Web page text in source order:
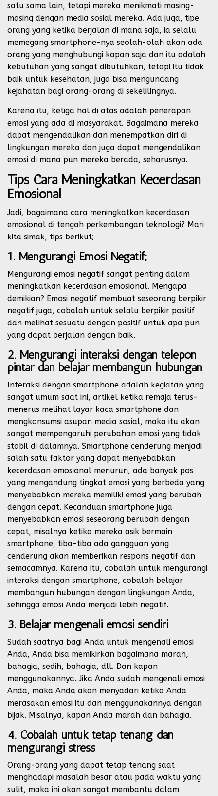
satu sama lain, tetapi mereka menikmati masing-
masing dengan media sosial mereka. Ada juga, tipe
orang yang ketika berjalan di mana saja, ia selalu
memegang smartphone-nya seolah-olah akan ada
orang yang menghubungi kapan saja dan itu adalah
kebutuhan yang sangat dibutuhkan, tetapi itu tidak
baik untuk kesehatan, juga bisa mengundang
kejahatan bagi orang-orang di sekelilingnya.
Karena itu, ketiga hal di atas adalah penerapan
emosi yang ada di masyarakat. Bagaimana mereka
dapat mengendalikan dan menempatkan diri di
lingkungan mereka dan juga dapat mengendalikan
emosi di mana pun mereka berada, seharusnya.
Tips Cara Meningkatkan Kecerdasan
Emosional
Jadi, bagaimana cara meningkatkan kecerdasan
emosional di tengah perkembangan teknologi? Mari
kita simak, tips berikut;
1. Mengurangi Emosi Negatif;
Mengurangi emosi negatif sangat penting dalam
meningkatkan kecerdasan emosional. Mengapa
demikian? Emosi negatif membuat seseorang berpikir
negatif juga, cobalah untuk selalu berpikir positif
dan melihat sesuatu dengan positif untuk apa pun
yang dapat berjalan dengan baik.
2. Mengurangi interaksi dengan telepon
pintar dan belajar membangun hubungan
Interaksi dengan smartphone adalah kegiatan yang
sangat umum saat ini, artikel ketika remaja terus-
menerus melihat layar kaca smartphone dan
mengkonsumsi asupan media sosial, maka itu akan
sangat mempengaruhi perubahan emosi yang tidak
stabil di dalamnya. Smartphone cenderung menjadi
salah satu faktor yang dapat menyebabkan
kecerdasan emosional menurun, ada banyak pos
yang mengandung tingkat emosi yang berbeda yang
menyebabkan mereka memiliki emosi yang berubah
dengan cepat. Kecanduan smartphone juga
menyebabkan emosi seseorang berubah dengan
cepat, misalnya ketika mereka asik bermain
smartphone, tiba-tiba ada gangguan yang
cenderung akan memberikan respons negatif dan
semacamnya. Karena itu, cobalah untuk mengurangi
interaksi dengan smartphone, cobalah belajar
membangun hubungan dengan lingkungan Anda,
sehingga emosi Anda menjadi lebih negatif.
3. Belajar mengenali emosi sendiri
Sudah saatnya bagi Anda untuk mengenali emosi
Anda, Anda bisa memikirkan bagaimana marah,
bahagia, sedih, bahagia, dll. Dan kapan
menggunakannya. Jika Anda sudah mengenali emosi
Anda, maka Anda akan menyadari ketika Anda
merasakan emosi itu dan menggunakannya dengan
bijak. Misalnya, kapan Anda marah dan bahagia.
4. Cobalah untuk tetap tenang dan
mengurangi stress
Orang-orang yang dapat tetap tenang saat
menghadapi masalah besar atau pada waktu yang
sulit, maka ini akan sangat membantu dalam